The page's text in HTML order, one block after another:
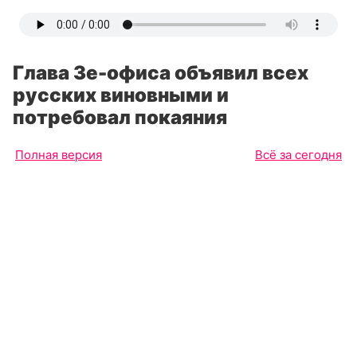
Глава Зе-офиса объявил всех
русских виновными и
потребовал покаяния
Полная версия Всё за сегодня